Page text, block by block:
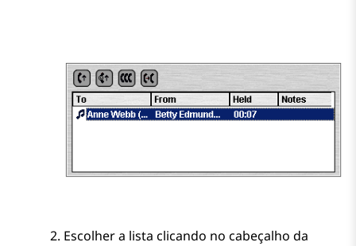
Escolher a lista clicando no cabeçalho da